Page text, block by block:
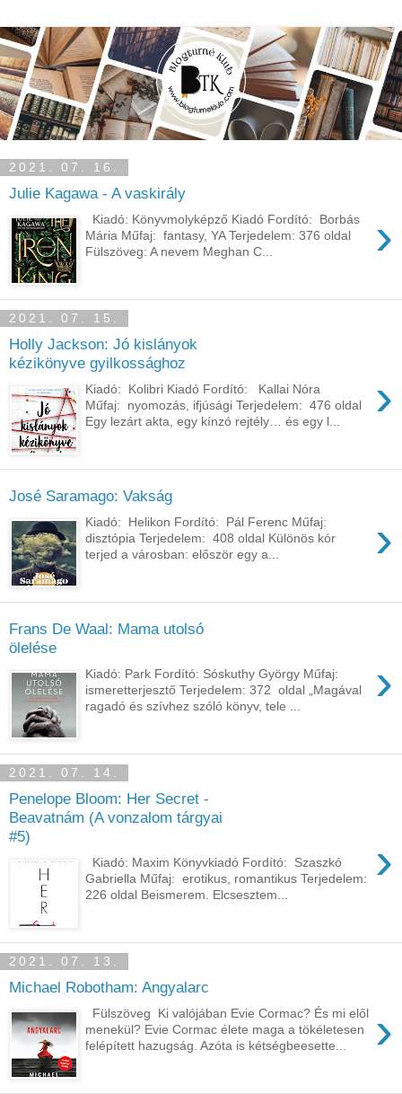
2021. 07. 16.
Julie Kagawa - A vaskirály
›
Kiadó: Könyvmolyképző Kiadó Fordító: Borbás
Mária Műfaj: fantasy, YA Terjedelem: 376 oldal
Fülszöveg: A nevem Meghan C...
2021. 07. 15.
Holly Jackson: Jó ​kislányok
kézikönyve gyilkossághoz
›
Kiadó: Kolibri Kiadó Fordító: Kallai Nóra
Műfaj: nyomozás, ifjúsági Terjedelem: 476 oldal
Egy ​lezárt akta, egy kínzó rejtély… és egy l...
José Saramago: Vakság
›
Kiadó: Helikon Fordító: Pál Ferenc Műfaj:
disztópia Terjedelem: 408 oldal Különös kór
terjed a városban: először egy a...
Frans De Waal: Mama utolsó
ölelése
›
Kiadó: Park Fordító: Sóskuthy György Műfaj:
ismeretterjesztő Terjedelem: 372 oldal „Magával ​
ragadó és szívhez szóló könyv, tele ...
2021. 07. 14.
Penelope Bloom: Her Secret -
Beavatnám (A vonzalom tárgyai
#5)
›
Kiadó: Maxim Könyvkiadó Fordító: Szaszkó
Gabriella Műfaj: erotikus, romantikus Terjedelem:
226 oldal Beismerem. Elcsesztem...
2021. 07. 13.
Michael Robotham: Angyalarc
›
Fülszöveg Ki valójában Evie Cormac? És mi elől
menekül? Evie Cormac élete maga a tökéletesen
felépített hazugság. Azóta is kétségbeesette...